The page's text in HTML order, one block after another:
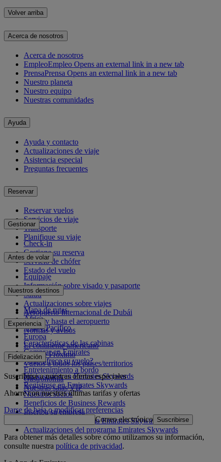
Volver arriba
Acerca de nosotros
Acerca de nosotros
EmpleoEmpleo Opens an external link in a new tab
PrensaPrensa Opens an external link in a new tab
Nuestro planeta
Nuestro equipo
Nuestras comunidades
Ayuda
Ayuda y contacto
Actualizaciones de viaje
Asistencia especial
Preguntas frecuentes
Reservar
Reservar vuelos
Servicios de viaje
Transporte
Planifique su viaje
Gestionar
Check-in
Gestione su reserva
Servicio de chófer
Estado del vuelo
Antes de volar
Equipaje
Información sobre visado y pasaporte
Salud
Actualizaciones sobre viajes
Aeropuerto Internacional de Dubái
Desde y hasta el aeropuerto
Normas y avisos
Nuestros destinos
Mapa de rutas
África
Asia y Pacífico
Europa
El continente americano
Oriente Próximo
Vuelos a todos los países/territorios
Experiencia
Características de las cabinas
Comprar en Emirates
¿Qué ofrece su vuelo?
Entretenimiento a bordo
Gastronomía
Nuestras salas VIP
Fidelización
Inicie sesión en Emirates Skywards
Regístrese en Emirates Skywards
Nuestros socios
Beneficios de Business Rewards
Inscriba su empresa
Normativa del programa Emirates Skywards
Actualizaciones del programa Emirates Skywards
Suscribirse a nuestras ofertas especiales
Ahorre con nuestras últimas tarifas y ofertas
Darse de baja o modificar preferencias
Correo electrónico Suscribirse
Para obtener más detalles sobre cómo utilizamos su información,
consulte nuestra política de privacidad.